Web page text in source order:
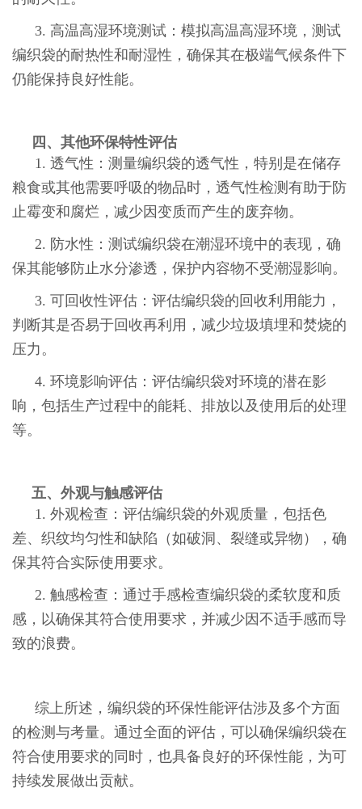
3. 高温高湿环境测试：模拟高温高湿环境，测试
编织袋的耐热性和耐湿性，确保其在极端气候条件下
仍能保持良好性能。
四、其他环保特性评估
1. 透气性：测量编织袋的透气性，特别是在储存
粮食或其他需要呼吸的物品时，透气性检测有助于防
止霉变和腐烂，减少因变质而产生的废弃物。
2. 防水性：测试编织袋在潮湿环境中的表现，确
保其能够防止水分渗透，保护内容物不受潮湿影响。
3. 可回收性评估：评估编织袋的回收利用能力，
判断其是否易于回收再利用，减少垃圾填埋和焚烧的
压力。
4. 环境影响评估：评估编织袋对环境的潜在影
响，包括生产过程中的能耗、排放以及使用后的处理
等。
五、外观与触感评估
1. 外观检查：评估编织袋的外观质量，包括色
差、织纹均匀性和缺陷（如破洞、裂缝或异物），确
保其符合实际使用要求。
2. 触感检查：通过手感检查编织袋的柔软度和质
感，以确保其符合使用要求，并减少因不适手感而导
致的浪费。
综上所述，编织袋的环保性能评估涉及多个方面
的检测与考量。通过全面的评估，可以确保编织袋在
符合使用要求的同时，也具备良好的环保性能，为可
持续发展做出贡献。